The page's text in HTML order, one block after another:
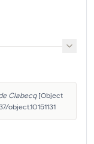
Clabecq [Object